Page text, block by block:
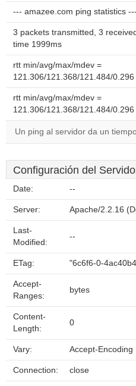
--- amazee.com ping statistics ---
3 packets transmitted, 3
time 1999ms
rtt min/avg/max/mdev =
121.306/121.368/121.484/0.296
rtt min/avg/max/mdev =
121.306/121.368/121.484/0.296
Un ping al servidor da un
Configuración del
Date: --
Server: Apache/2.2.16
Last-
Modified:
--
ETag: "6c6f6-0-
Accept-
Ranges:
bytes
Content-
Length:
0
Vary: Accept-Encoding
Connection: close